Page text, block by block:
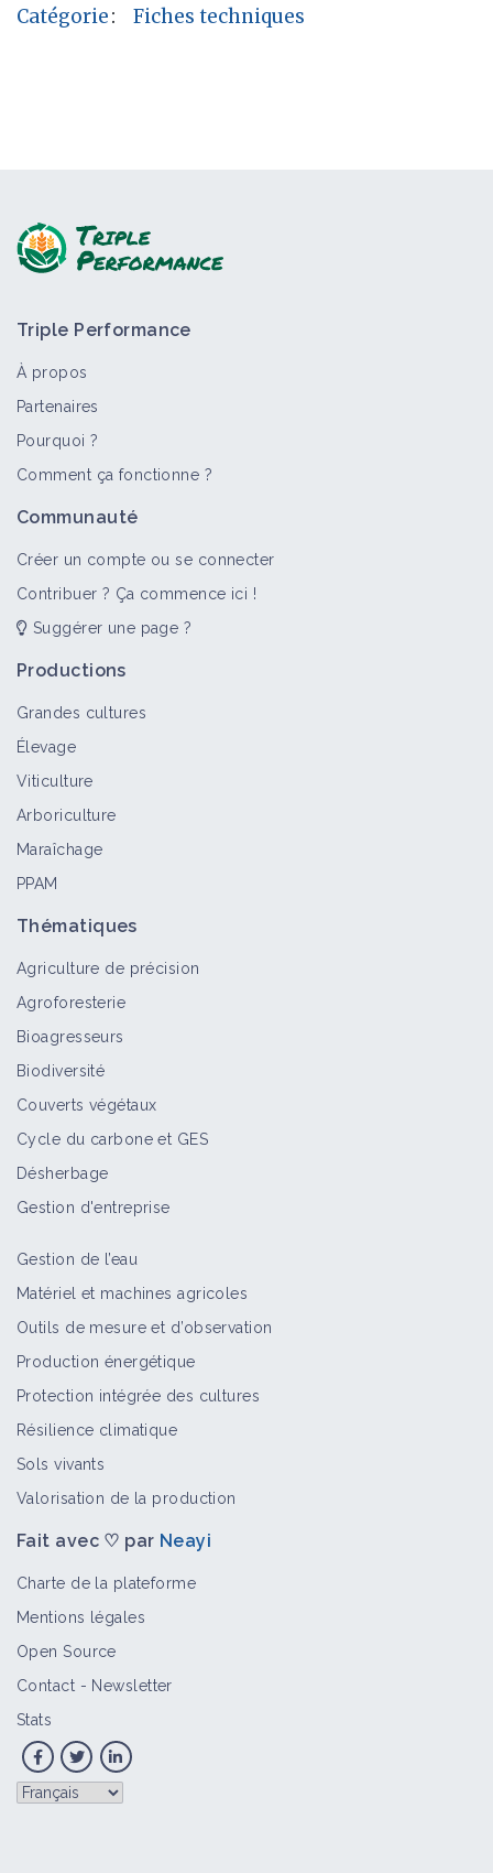
Catégorie: Fiches techniques
Triple Performance
À propos
Partenaires
Pourquoi ?
Comment ça fonctionne ?
Communauté
Créer un compte ou se connecter
Contribuer ? Ça commence ici !
Suggérer une page ?
Productions
Grandes cultures
Élevage
Viticulture
Arboriculture
Maraîchage
PPAM
Thématiques
Agriculture de précision
Agroforesterie
Bioagresseurs
Biodiversité
Couverts végétaux
Cycle du carbone et GES
Désherbage
Gestion d'entreprise
Gestion de l’eau
Matériel et machines agricoles
Outils de mesure et d’observation
Production énergétique
Protection intégrée des cultures
Résilience climatique
Sols vivants
Valorisation de la production
Fait avec ♡ par Neayi
Charte de la plateforme
Mentions légales
Open Source
Contact - Newsletter
Stats